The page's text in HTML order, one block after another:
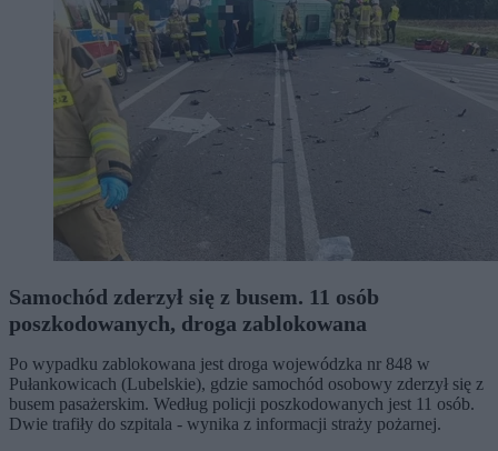
Samochód zderzył się z busem. 11 osób
poszkodowanych, droga zablokowana
Po wypadku zablokowana jest droga wojewódzka nr 848 w
Pułankowicach (Lubelskie), gdzie samochód osobowy zderzył się z
busem pasażerskim. Według policji poszkodowanych jest 11 osób.
Dwie trafiły do szpitala - wynika z informacji straży pożarnej.